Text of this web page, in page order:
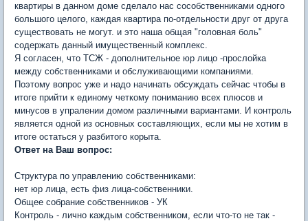
квартиры в данном доме сделало нас сособственниками одного
большого целого, каждая квартира по-отдельности друг от друга
существовать не могут. и это наша общая "головная боль"
содержать данный имущественный комплекс.
Я согласен, что ТСЖ - дополнительное юр лицо -прослойка
между собственниками и обслуживающими компаниями.
Поэтому вопрос уже и надо начинать обсуждать сейчас чтобы в
итоге прийти к единому четкому пониманию всех плюсов и
минусов в упралении домом различными вариантами. И контроль
является одной из основных составляющих, если мы не хотим в
итоге остаться у разбитого корыта.
Ответ на Ваш вопрос:
Структура по управлению собственниками:
нет юр лица, есть физ лица-собственники.
Общее собрание собственников - УК
Контроль - лично каждым собственником, если что-то не так -